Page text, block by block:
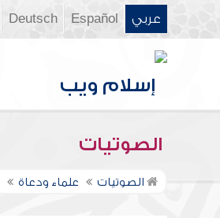
عربي Español
Deutsch
الصوتيات
الصوتيات علماء ودعاة